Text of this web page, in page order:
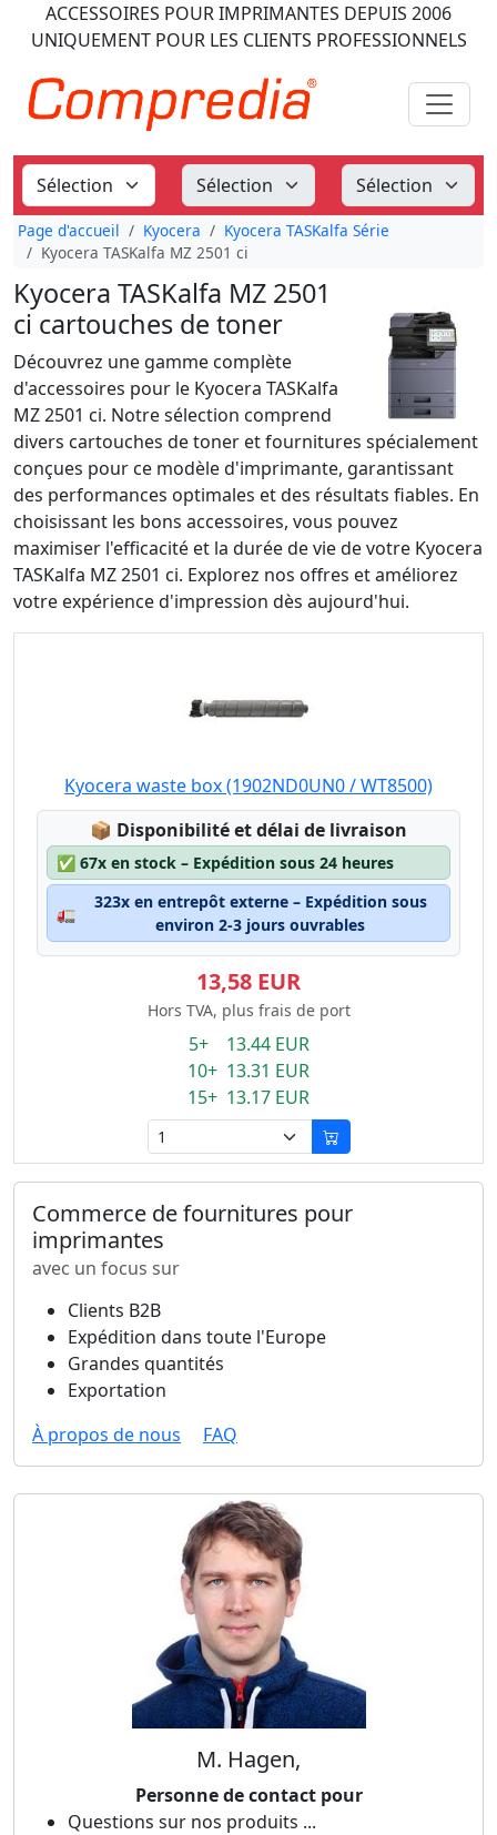
ACCESSOIRES POUR IMPRIMANTES DEPUIS 2006
UNIQUEMENT POUR LES CLIENTS PROFESSIONNELS
Page d'accueil Kyocera
Kyocera TASKalfa Série
Kyocera TASKalfa MZ 2501 ci
Kyocera TASKalfa MZ 2501
ci cartouches de toner
Découvrez une gamme complète
d'accessoires pour le Kyocera TASKalfa
MZ 2501 ci. Notre sélection comprend
divers cartouches de toner et fournitures spécialement
conçues pour ce modèle d'imprimante, garantissant
des performances optimales et des résultats fiables. En
choisissant les bons accessoires, vous pouvez
maximiser l'efficacité et la durée de vie de votre Kyocera
TASKalfa MZ 2501 ci. Explorez nos offres et améliorez
votre expérience d'impression dès aujourd'hui.
Kyocera waste box (1902ND0UN0 / WT8500)
📦 Lagerstatus:
Disponibilité et délai de livraison
✅ 67x en stock – Expédition sous 24 heures
🚛
323x en entrepôt externe – Expédition sous
environ 2-3 jours ouvrables
13,58 EUR
Hors TVA, plus frais de port
5+ 13.44 EUR
10+ 13.31 EUR
15+ 13.17 EUR
Commerce de fournitures pour
imprimantes
avec un focus sur
Clients B2B
Expédition dans toute l'Europe
Grandes quantités
Exportation
À propos de nous
FAQ
M. Hagen,
Personne de contact pour
Questions sur nos produits ...